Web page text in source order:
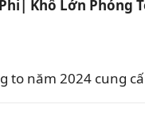
Khổ Lớn Phóng
to năm 2024 cung